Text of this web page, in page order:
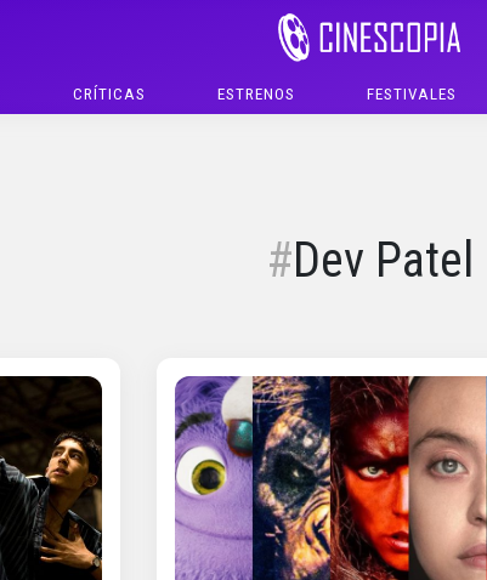
CRÍTICAS ESTRENOS FESTIVALES
Dev Patel